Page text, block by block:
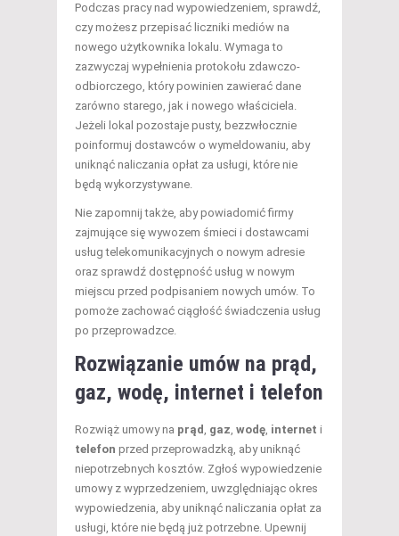
Podczas pracy nad wypowiedzeniem, sprawdź,
czy możesz przepisać liczniki mediów na
nowego użytkownika lokalu. Wymaga to
zazwyczaj wypełnienia protokołu zdawczo-
odbiorczego, który powinien zawierać dane
zarówno starego, jak i nowego właściciela.
Jeżeli lokal pozostaje pusty, bezzwłocznie
poinformuj dostawców o wymeldowaniu, aby
uniknąć naliczania opłat za usługi, które nie
będą wykorzystywane.
Nie zapomnij także, aby powiadomić firmy
zajmujące się wywozem śmieci i dostawcami
usług telekomunikacyjnych o nowym adresie
oraz sprawdź dostępność usług w nowym
miejscu przed podpisaniem nowych umów. To
pomoże zachować ciągłość świadczenia usług
po przeprowadzce.
Rozwiązanie umów na prąd,
gaz, wodę, internet i telefon
Rozwiąż umowy na prąd, gaz, wodę, internet i
telefon przed przeprowadzką, aby uniknąć
niepotrzebnych kosztów. Zgłoś wypowiedzenie
umowy z wyprzedzeniem, uwzględniając okres
wypowiedzenia, aby uniknąć naliczania opłat za
usługi, które nie będą już potrzebne. Upewnij